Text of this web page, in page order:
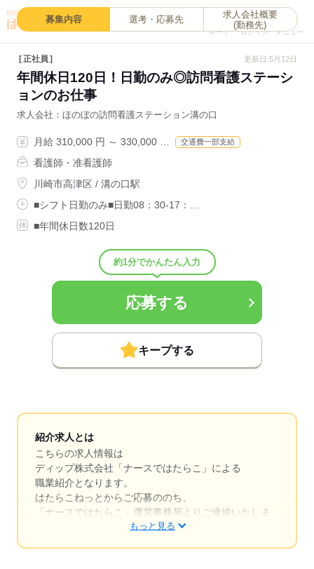
キープ
0
ログイン メニュー
募集内容 選考・応募先
求人会社概要
(勤務先)
正社員 更新日:5月12日
年間休日120日！日勤のみ◎訪問看護ステーシ
ョンのお仕事
求人会社 ほのぼの訪問看護ステーション溝の口
月給 310,000 円 ～ 330,000 … 交通費一部支給
看護師・准看護師
川崎市高津区 / 溝の口駅
■シフト日勤のみ■日勤08：30-17：…
■年間休日数120日
約1分でかんたん入力
応募する
キープする
紹介求人とは
こちらの求人情報は
ディップ株式会社「ナースではたらこ」による
職業紹介となります。
はたらこねっとからご応募ののち、
「ナースではたらこ」運営事務局よりご連絡いたしま
もっと見る